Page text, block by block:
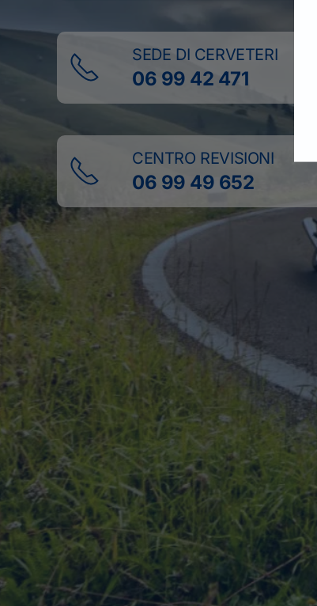
SEDE DI CERVETERI
06 99 42 471
CENTRO REVISIONI
06 99 49 652